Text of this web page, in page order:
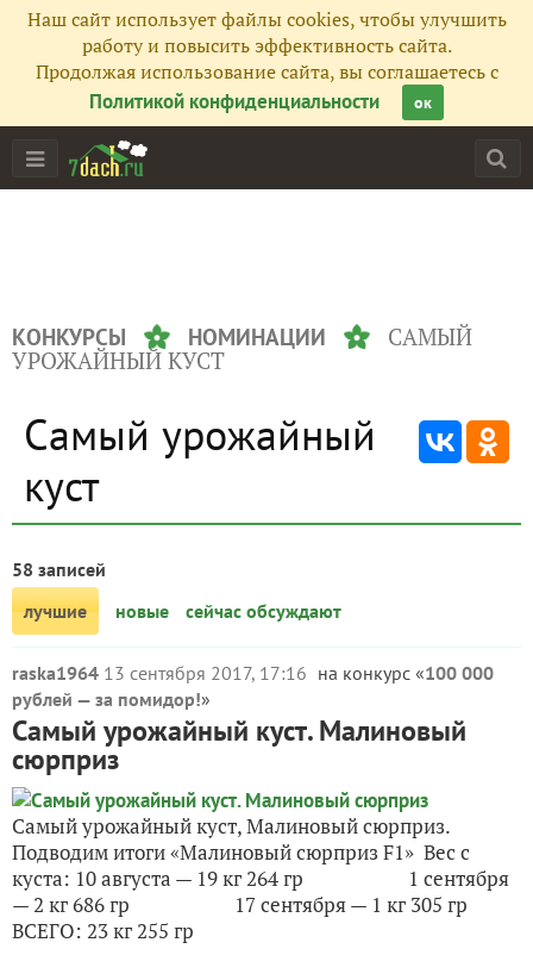
Наш сайт использует файлы cookies, чтобы улучшить
работу и повысить эффективность сайта.
Продолжая использование сайта, вы соглашаетесь с
Политикой конфиденциальности
ок
КОНКУРСЫ НОМИНАЦИИ
САМЫЙ
УРОЖАЙНЫЙ КУСТ
Самый урожайный
куст
58 записей
лучшие
новые сейчас обсуждают
raska1964 13 сентября 2017, 17:16 на конкурс «100 000
рублей — за помидор!»
Самый урожайный куст. Малиновый
сюрприз
Самый урожайный куст, Малиновый сюрприз.
Подводим итоги «Малиновый сюрприз F1» Вес с
куста: 10 августа — 19 кг 264 гр 1 сентября
— 2 кг 686 гр 17 сентября — 1 кг 305 гр
ВСЕГО: 23 кг 255 гр